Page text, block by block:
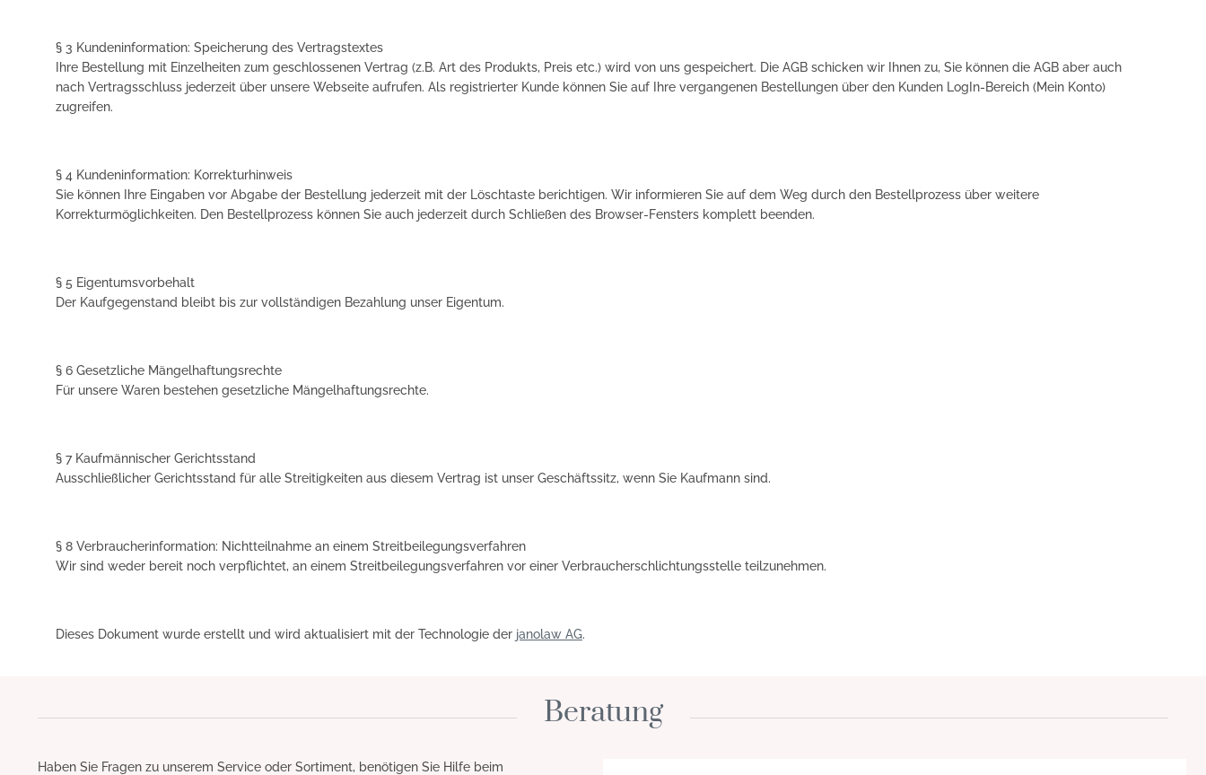
§ 3 Kundeninformation: Speicherung des Vertragstextes
Ihre Bestellung mit Einzelheiten zum geschlossenen Vertrag (z.B. Art des Produkts, Preis etc.) wird von uns gespeichert. Die AGB schicken wir Ihnen zu, Sie können die AGB aber auch
nach Vertragsschluss jederzeit über unsere Webseite aufrufen. Als registrierter Kunde können Sie auf Ihre vergangenen Bestellungen über den Kunden LogIn-Bereich (Mein Konto)
zugreifen.
§ 4 Kundeninformation: Korrekturhinweis
Sie können Ihre Eingaben vor Abgabe der Bestellung jederzeit mit der Löschtaste berichtigen. Wir informieren Sie auf dem Weg durch den Bestellprozess über weitere
Korrekturmöglichkeiten. Den Bestellprozess können Sie auch jederzeit durch Schließen des Browser-Fensters komplett beenden.
§ 5 Eigentumsvorbehalt
Der Kaufgegenstand bleibt bis zur vollständigen Bezahlung unser Eigentum.
§ 6 Gesetzliche Mängelhaftungsrechte
Für unsere Waren bestehen gesetzliche Mängelhaftungsrechte.
§ 7 Kaufmännischer Gerichtsstand
Ausschließlicher Gerichtsstand für alle Streitigkeiten aus diesem Vertrag ist unser Geschäftssitz, wenn Sie Kaufmann sind.
§ 8 Verbraucherinformation: Nichtteilnahme an einem Streitbeilegungsverfahren
Wir sind weder bereit noch verpflichtet, an einem Streitbeilegungsverfahren vor einer Verbraucherschlichtungsstelle teilzunehmen.
Dieses Dokument wurde erstellt und wird aktualisiert mit der Technologie der janolaw AG.
Beratung
Haben Sie Fragen zu unserem Service oder Sortiment, benötigen Sie Hilfe beim